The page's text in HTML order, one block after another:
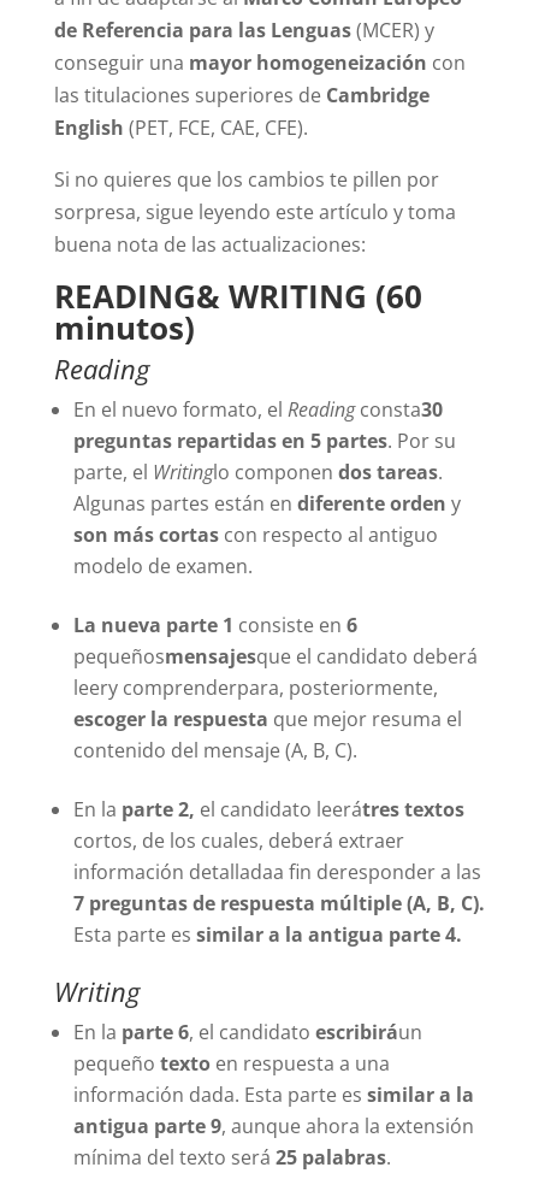
de Referencia para las Lenguas(MCER) y
conseguir una mayor homogeneización con
las titulaciones superiores de Cambridge
English (PET, FCE, CAE, CFE).
Si no quieres que los cambios te pillen por
sorpresa, sigue leyendo este artículo y toma
buena nota de las actualizaciones:
READING& WRITING (60
minutos)
Reading
En el nuevo formato, el Readingconsta30
preguntas repartidas en 5 partes. Por su
parte, el Writinglo componen dos tareas.
Algunas partes están en diferente orden y
son más cortascon respecto al antiguo
modelo de examen.
La nueva parte 1 consiste en 6
pequeñosmensajesque el candidato deberá
leery comprenderpara, posteriormente,
escoger la respuesta que mejor resuma el
contenido del mensaje (A, B, C).
En la parte 2, el candidato leerátres textos
cortos, de los cuales, deberá extraer
información detalladaa fin deresponder a las
7 preguntas de respuesta múltiple (A, B, C).
Esta parte es similar a la antigua parte 4.
Writing
En la parte 6, el candidato escribiráun
pequeño textoen respuesta a una
información dada. Esta parte es similar a la
antigua parte 9, aunque ahora la extensión
mínima del texto será 25 palabras.